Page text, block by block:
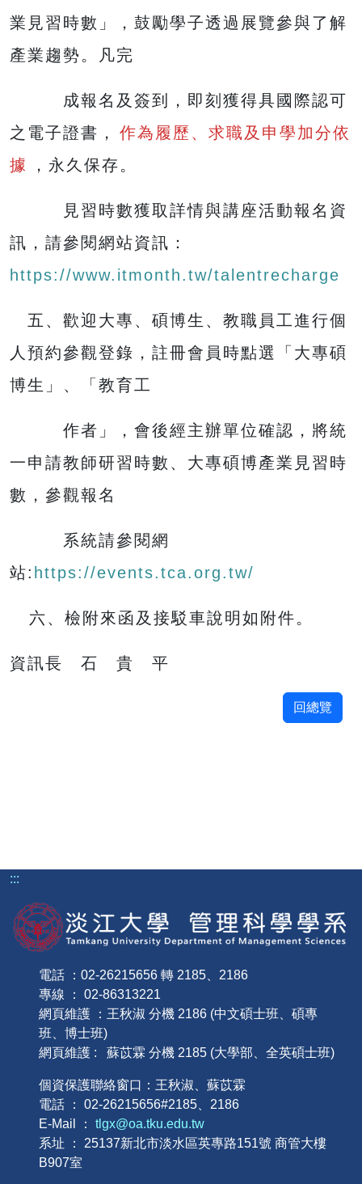
業見習時數」，鼓勵學子透過展覽參與了解
產業趨勢。凡完
成報名及簽到，即刻獲得具國際認可
之電子證書，
作為履歷、求職及申學加分依
據
，永久保存。
見習時數獲取詳情與講座活動報名資
訊，請參閱網站資訊：
https://www.itmonth.tw/talentrecharge
五、歡迎大專、碩博生、教職員工進行個
人預約參觀登錄，註冊會員時點選「大專碩
博生」、「教育工
作者」，會後經主辦單位確認，將統
一申請教師研習時數、大專碩博產業見習時
數，參觀報名
系統請參閱網
站: https://events.tca.org.tw/
六、檢附來函及接駁車說明如附件。
資訊長 石 貴 平
回總覽
:::
電話 ：02-26215656 轉 2185、2186
專線 ： 02-86313221
網頁維護 ：王秋淑 分機 2186 (中文碩士班、碩專
班、博士班)
網頁維護 : 蘇苡霖 分機 2185 (大學部、全英碩士班)
個資保護聯絡窗口：王秋淑、蘇苡霖
電話 ： 02-26215656#2185、2186
E-Mail ： tlgx@oa.tku.edu.tw
系址 ： 25137新北市淡水區英專路151號 商管大樓
B907室